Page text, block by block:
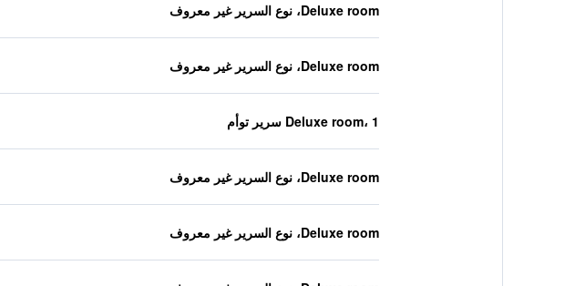
Deluxe room، نوع السرير غير معروف
Deluxe room، نوع السرير غير معروف
Deluxe room، 1 سرير توأم
Deluxe room، نوع السرير غير معروف
Deluxe room، نوع السرير غير معروف